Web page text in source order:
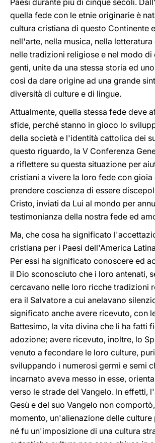
Paesi durante più di cinque secoli.
quella fede con le etnie originarie è
cultura cristiana di questo Continente
nell'arte, nella musica, nella
nelle tradizioni religiose e nel modo di
genti, unite da una stessa storia ed
così da dare origine ad una grande
diversità di culture e di lingue.
Attualmente, quella stessa fede deve
sfide, perché stanno in gioco lo
della società e l'identità cattolica dei
questo riguardo, la V Conferenza
a riflettere su questa situazione per
cristiani a vivere la loro fede con gioia
prendere coscienza di essere
Cristo, inviati da Lui al mondo per
testimonianza della nostra fede ed
Ma, che cosa ha significato
cristiana per i Paesi dell'America
Per essi ha significato conoscere ed
il Dio sconosciuto che i loro antenati,
cercavano nelle loro ricche tradizioni
era il Salvatore a cui anelavano
significato anche avere ricevuto, con
Battesimo, la vita divina che li ha fatti
adozione; avere ricevuto, inoltre, lo
venuto a fecondare le loro culture,
sviluppando i numerosi germi e semi
incarnato aveva messo in esse,
verso le strade del Vangelo. In effetti,
Gesù e del suo Vangelo non
momento, un'alienazione delle
né fu un'imposizione di una cultura